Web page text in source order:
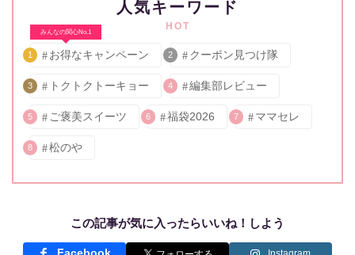
人気キーワード
HOT
みんなの関心No.1
1 お得なキャンペーン 2 クーポン見つけ隊
3 トクトクトーキョー 4 編集部レビュー
5 ご褒美スイーツ 6 福袋2026 7 ママセレ
8 松のや
この記事が気に入ったらいいね！しよう